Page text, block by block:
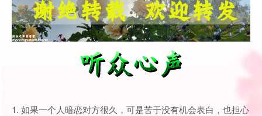
1. 如果一个人暗恋对方很久，可是苦于没有机会表白，也担心